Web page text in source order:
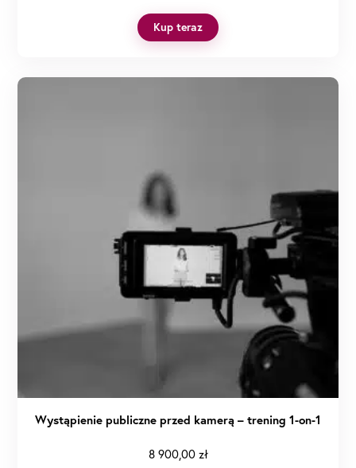
Kup teraz
Wystąpienie publiczne przed kamerą – trening 1-on-1
8 900,00 zł